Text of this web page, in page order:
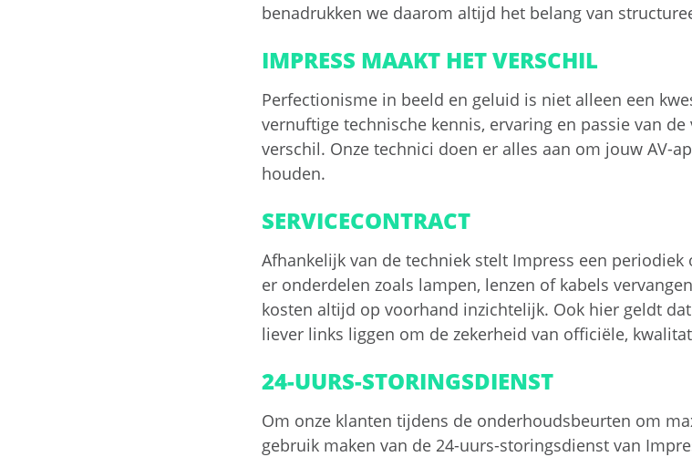
benadrukken we daarom altijd het belang van
IMPRESS MAAKT HET VERSCHIL
Perfectionisme in beeld en geluid is niet alleen een
vernuftige technische kennis, ervaring en passie van
verschil. Onze technici doen er alles aan om jouw AV-
houden.
SERVICECONTRACT
Afhankelijk van de techniek stelt Impress een
er onderdelen zoals lampen, lenzen of kabels
kosten altijd op voorhand inzichtelijk. Ook hier geldt
liever links liggen om de zekerheid van officiële,
24-UURS-STORINGSDIENST
Om onze klanten tijdens de onderhoudsbeurten om
gebruik maken van de 24-uurs-storingsdienst van